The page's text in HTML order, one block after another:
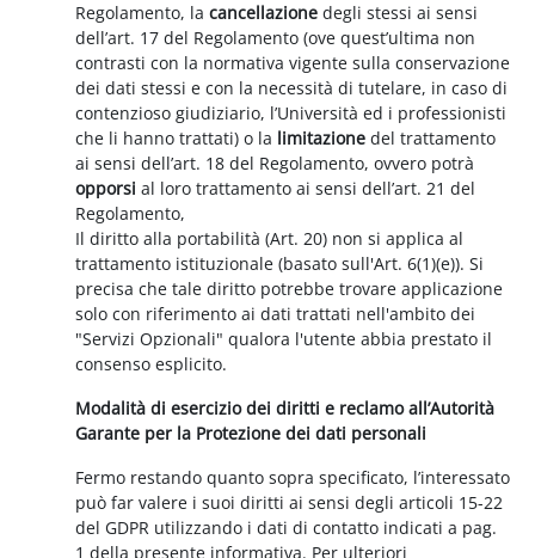
Regolamento, lacancellazione degli stessi ai sensi
dell’art. 17 del Regolamento (ove quest’ultima non
contrasti con la normativa vigente sulla conservazione
dei dati stessi e con la necessità di tutelare, in caso di
contenzioso giudiziario, l’Università ed i professionisti
che li hanno trattati) o la limitazione del trattamento
ai sensi dell’art. 18 del Regolamento, ovvero potrà
opporsi al loro trattamento ai sensi dell’art. 21 del
Regolamento,
Il diritto alla portabilità (Art. 20) non si applica al
trattamento istituzionale (basato sull'Art. 6(1)(e)). Si
precisa che tale diritto potrebbe trovare applicazione
solo con riferimento ai dati trattati nell'ambito dei
"Servizi Opzionali" qualora l'utente abbia prestato il
consenso esplicito.
Modalità di esercizio dei diritti e reclamo all’Autorità
Garante per la Protezione dei dati personali
Fermo restando quanto sopra specificato, l’interessato
può far valere i suoi diritti ai sensi degli articoli 15-22
del GDPR utilizzando i dati di contatto indicati a pag.
1 della presente informativa. Per ulteriori